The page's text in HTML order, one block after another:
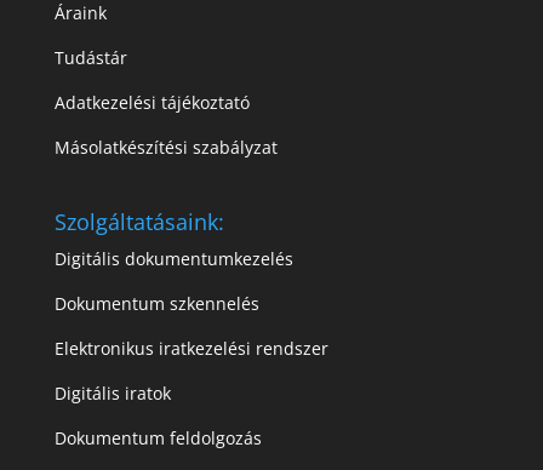
Áraink
Tudástár
Adatkezelési tájékoztató
Másolatkészítési szabályzat
Szolgáltatásaink:
Digitális dokumentumkezelés
Dokumentum szkennelés
Elektronikus iratkezelési rendszer
Digitális iratok
Dokumentum feldolgozás